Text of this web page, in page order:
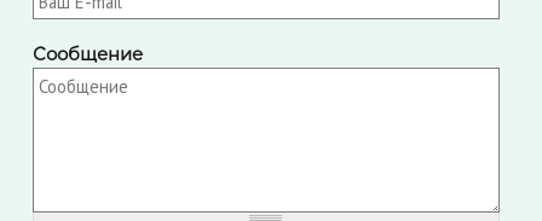
Сообщение